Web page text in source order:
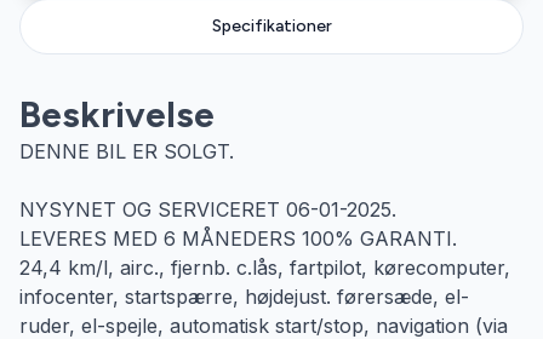
Specifikationer
Beskrivelse
DENNE BIL ER SOLGT.
NYSYNET OG SERVICERET 06-01-2025.
LEVERES MED 6 MÅNEDERS 100% GARANTI.
24,4 km/l, airc., fjernb. c.lås, fartpilot, kørecomputer,
infocenter, startspærre, højdejust. førersæde, el-
ruder, el-spejle, automatisk start/stop, navigation (via